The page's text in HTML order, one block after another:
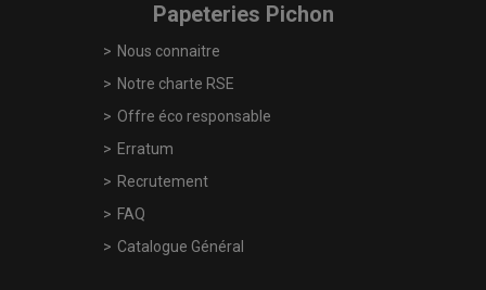
Papeteries Pichon
Nous connaitre
Notre charte RSE
Offre éco responsable
Erratum
Recrutement
FAQ
Catalogue Général